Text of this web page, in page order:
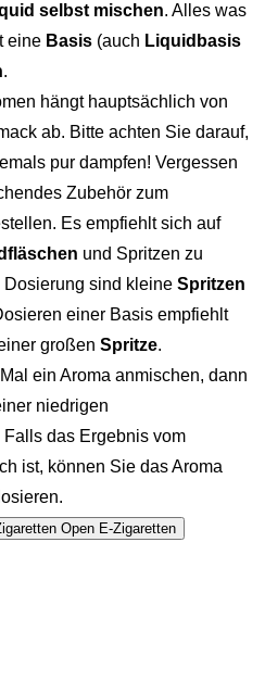
selbst mischen. Alles was
eine Basis (auch Liquidbasis
.
hängt hauptsächlich von
ab. Bitte achten Sie darauf,
pur dampfen! Vergessen
Zubehör zum
Es empfiehlt sich auf
und Spritzen zu
Dosierung sind kleine Spritzen
einer Basis empfiehlt
großen Spritze.
ein Aroma anmischen, dann
niedrigen
das Ergebnis vom
ist, können Sie das Aroma
Open E-Zigaretten